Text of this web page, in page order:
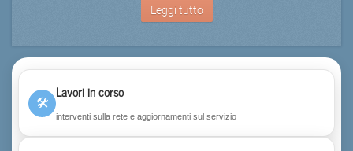
Leggi tutto
🛠
Lavori in corso
interventi sulla rete e aggiornamenti sul servizio